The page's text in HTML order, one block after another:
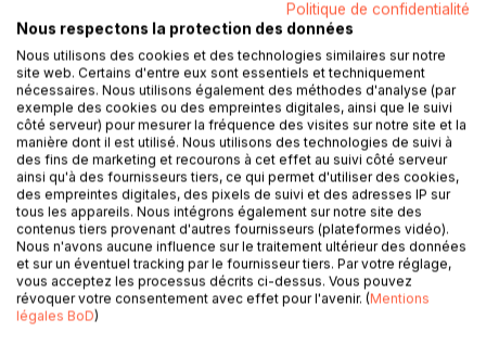
AJOUTER AU PANIER
Ajouter à ma liste d'envies
Laisser un avis
DESCRIPTION
Politique de confidentialité
Nous respectons la protection des données
Nous utilisons des cookies et des technologies similaires sur notre
site web. Certains d'entre eux sont essentiels et techniquement
nécessaires. Nous utilisons également des méthodes d'analyse (par
exemple des cookies ou des empreintes digitales, ainsi que le suivi
côté serveur) pour mesurer la fréquence des visites sur notre site et la
manière dont il est utilisé. Nous utilisons des technologies de suivi à
des fins de marketing et recourons à cet effet au suivi côté serveur
ainsi qu'à des fournisseurs tiers, ce qui permet d'utiliser des cookies,
des empreintes digitales, des pixels de suivi et des adresses IP sur
tous les appareils. Nous intégrons également sur notre site des
contenus tiers provenant d'autres fournisseurs (plateformes vidéo).
Nous n'avons aucune influence sur le traitement ultérieur des données
et sur un éventuel tracking par le fournisseur tiers. Par votre réglage,
vous acceptez les processus décrits ci-dessus. Vous pouvez
révoquer votre consentement avec effet pour l'avenir. (Mentions
légales BoD)